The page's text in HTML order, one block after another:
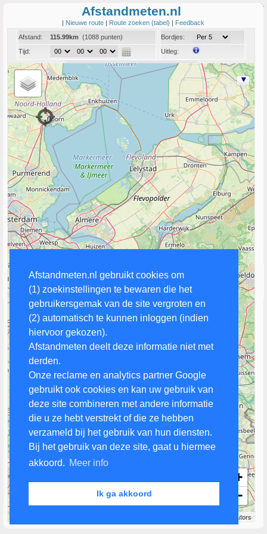
Afstandmeten.nl gebruikt cookies om
(1) zoekinstellingen te bewaren die het
gebruikersgemak van de site vergroten en
(2) automatisch te kunnen inloggen (indien
hiervoor gekozen).
Afstandmeten deelt deze informatie niet met
derden.
Onze reclame en analytics partner Google
gebruikt ook cookies en kan uw gebruik van
deze site combineren met andere informatie
die u ze hebt verstrekt of die ze hebben
verzameld bij het gebruik van hun diensten.
Bij het gebruik van deze site, gaat u hiermee
akkoord. Meer info
Ik ga akkoord
Afstandmeten.nl
| Nieuwe route | Route zoeken (tabel) | Feedback
Afstand:
115.99km (1088 punten)
Tijd:
Bordjes:
Uitleg:
Info:Link naar deze route
+
−
contributors